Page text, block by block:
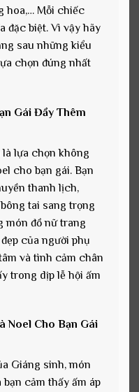
hoa,… Mỗi chiếc
đặc biệt. Vì vậy hãy
sau những kiểu
chọn đúng nhất
Gái Đầy Thêm
lựa chọn không
cho bạn gái. Bạn
thanh lịch,
tai sang trọng
món đồ nữ trang
của người phụ
và tình cảm chân
trong dịp lễ hội ấm
Noel Cho Bạn Gái
Giáng sinh, món
cảm thấy ấm áp